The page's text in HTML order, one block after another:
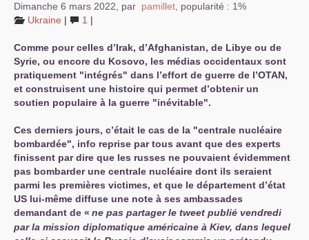
Dimanche 6 mars 2022 par pamillet popularité : 1%
Ukraine | 1 |
Comme pour celles d’Irak, d’Afghanistan, de Libye ou de
Syrie, ou encore du Kosovo, les médias occidentaux sont
pratiquement "intégrés" dans l’effort de guerre de l’OTAN,
et construisent une histoire qui permet d’obtenir un
soutien populaire à la guerre "inévitable".
Ces derniers jours, c’était le cas de la "centrale nucléaire
bombardée", info reprise par tous avant que des experts
finissent par dire que les russes ne pouvaient évidemment
pas bombarder une centrale nucléaire dont ils seraient
parmi les premières victimes, et que le département d’état
US lui-même diffuse une note à ses ambassades
demandant de « ne pas partager le tweet publié vendredi
par la mission diplomatique américaine à Kiev, dans lequel